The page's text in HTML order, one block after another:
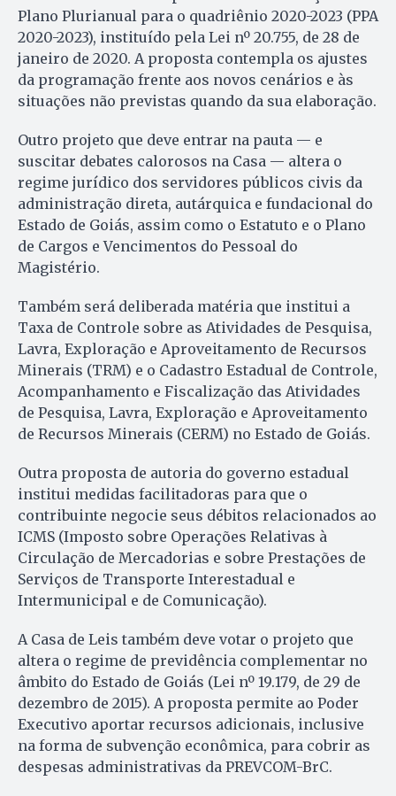
Plano Plurianual para o quadriênio 2020-2023 (PPA
2020-2023), instituído pela Lei nº 20.755, de 28 de
janeiro de 2020. A proposta contempla os ajustes
da programação frente aos novos cenários e às
situações não previstas quando da sua elaboração.
Outro projeto que deve entrar na pauta — e
suscitar debates calorosos na Casa — altera o
regime jurídico dos servidores públicos civis da
administração direta, autárquica e fundacional do
Estado de Goiás, assim como o Estatuto e o Plano
de Cargos e Vencimentos do Pessoal do
Magistério.
Também será deliberada matéria que institui a
Taxa de Controle sobre as Atividades de Pesquisa,
Lavra, Exploração e Aproveitamento de Recursos
Minerais (TRM) e o Cadastro Estadual de Controle,
Acompanhamento e Fiscalização das Atividades
de Pesquisa, Lavra, Exploração e Aproveitamento
de Recursos Minerais (CERM) no Estado de Goiás.
Outra proposta de autoria do governo estadual
institui medidas facilitadoras para que o
contribuinte negocie seus débitos relacionados ao
ICMS (Imposto sobre Operações Relativas à
Circulação de Mercadorias e sobre Prestações de
Serviços de Transporte Interestadual e
Intermunicipal e de Comunicação).
A Casa de Leis também deve votar o projeto que
altera o regime de previdência complementar no
âmbito do Estado de Goiás (Lei nº 19.179, de 29 de
dezembro de 2015). A proposta permite ao Poder
Executivo aportar recursos adicionais, inclusive
na forma de subvenção econômica, para cobrir as
despesas administrativas da PREVCOM-BrC.